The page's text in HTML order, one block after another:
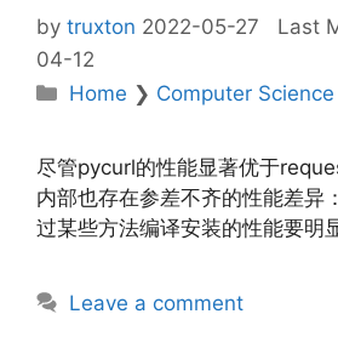
by truxton 2022-05-27
Last
04-12
Categories
Home ❯ Computer Science
尽管pycurl的性能显著优于
内部也存在参差不齐的性能差异
过某些方法编译安装的性能要明
Leave a comment